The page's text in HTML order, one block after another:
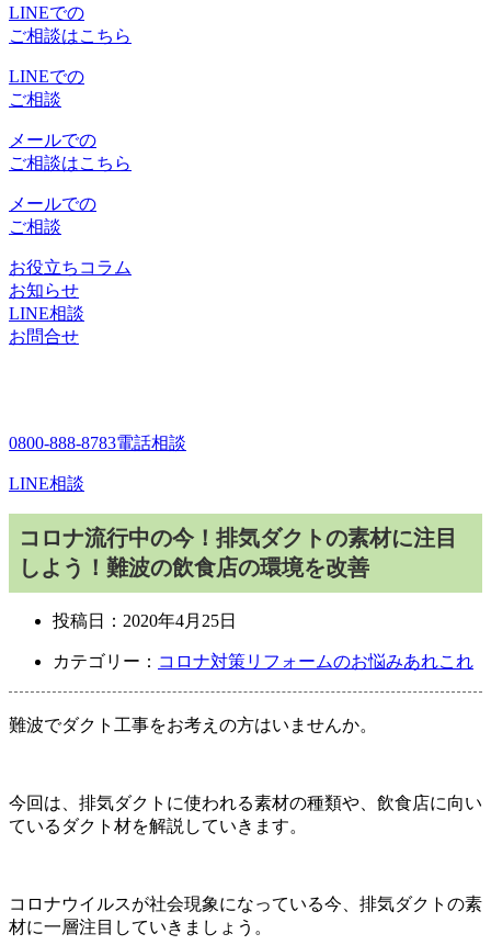
LINEでの
ご相談はこちら
LINEでの
ご相談
メールでの
ご相談はこちら
メールでの
ご相談
お役立ちコラム
お知らせ
LINE相談
お問合せ
0800-888-8783電話相談
LINE相談
コロナ流行中の今！排気ダクトの素材に注目
しよう！難波の飲食店の環境を改善
投稿日： 2020年4月25日
カテゴリー： コロナ対策リフォームのお悩みあれこれ
難波でダクト工事をお考えの方はいませんか。
今回は、排気ダクトに使われる素材の種類や、飲食店に向い
ているダクト材を解説していきます。
コロナウイルスが社会現象になっている今、排気ダクトの素
材に一層注目していきましょう。